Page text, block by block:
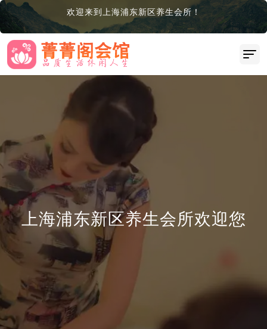
欢迎来到上海浦东新区养生会所！
上海浦东新区养生会所欢迎您